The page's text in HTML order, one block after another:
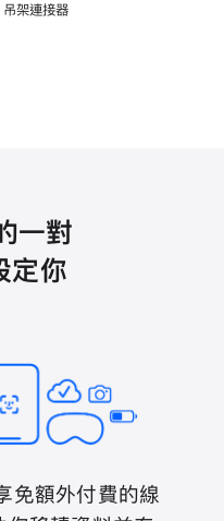
架連接器
一對
定你
免額外付費的線